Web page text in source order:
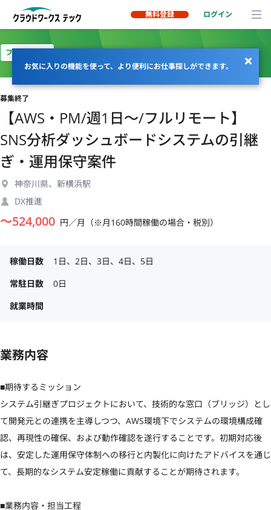
無料登録 ログイン
お気に入りの機能を使って、より便利にお仕事探しができます。
フルリモート
募集終了
【AWS・PM/週1日〜/フルリモート】
SNS分析ダッシュボードシステムの引継
ぎ・運用保守案件
神奈川県、新横浜駅
DX推進
〜524,000 円／月（※月160時間稼働の場合・税別）
稼働日数
1日、2日、3日、4日、5日
常駐日数
0日
就業時間
業務内容
■期待するミッション
システム引継ぎプロジェクトにおいて、技術的な窓口（ブリッジ）とし
て開発元との連携を主導しつつ、AWS環境下でシステムの環境構成確
認、再現性の確保、および動作確認を遂行することです。初期対応後
は、安定した運用保守体制への移行と内製化に向けたアドバイスを通じ
て、長期的なシステム安定稼働に貢献することが期待されます。
■業務内容・担当工程